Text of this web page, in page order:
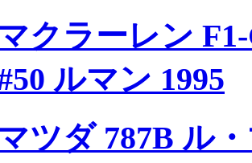
マクラーレン
ルマン 1995
マツダ 787B ル